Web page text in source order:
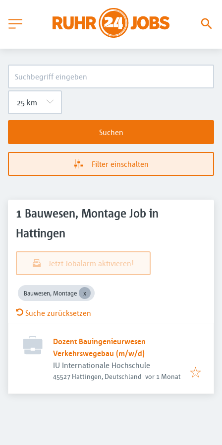
Suchen
Filter einschalten
1 Bauwesen, Montage Job in
Hattingen
Jetzt Jobalarm aktivieren!
Bauwesen, Montage
Suche zurücksetzen
Dozent Bauingenieurwesen
Verkehrswegebau (m/w/d)
IU Internationale Hochschule
45527 Hattingen, Deutschland Veröffentlicht
vor 1 Monat